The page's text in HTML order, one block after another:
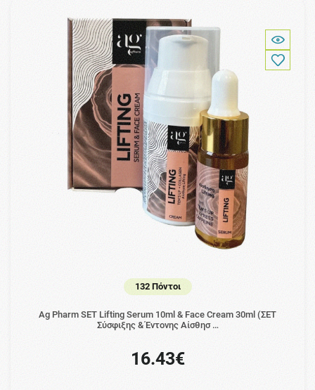
132 Πόντοι
Ag Pharm SET Lifting Serum 10ml & Face Cream 30ml (ΣΕΤ
Σύσφιξης & Έντονης Αίσθησ …
16.43€